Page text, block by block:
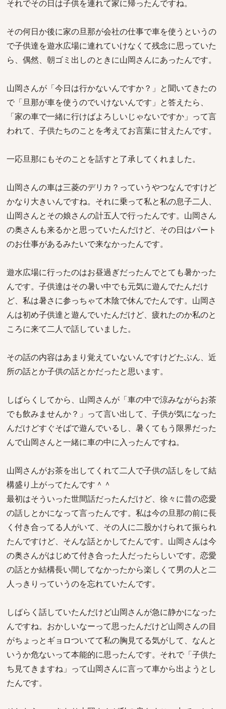
それでその日は子供を連れて家に帰ったんですね。
その何日か後に家の旦那が会社の仕事で車を使うというの
で子供達を遊水広場に連れていけなくて残念に思っていた
ら、偶然、朝ゴミ出しのときに山岡さんにあったんです。
山岡さんが「今日は行かないんですか？」と聞いてきたの
で「旦那が車を使うのでいけないんです」と答えたら、
「家の車で一緒に行けばよろしいじゃないですか」って言
われて、子供たちのことを考えてお言葉に甘えたんです。
一応旦那にもそのことを話すと了承してくれました。
山岡さんの車は三菱のデリカ？っていうやつなんですけど
かなり大きいんですね。それに乗って私と私の息子二人、
山岡さんとその娘さんの計五人で行ったんです。山岡さん
の奥さんも来るかと思っていたんだけど、その日はパート
のお仕事があるみたいで来なかったんです。
遊水広場に行ったのはお昼過ぎだったんでとても暑かった
んです。子供達はその暑い中でも元気に遊んでたんだけ
ど、私は暑さに参っちゃて木陰で休んでたんです。山岡さ
んは初め子供達と遊んでいたんだけど、疲れたのか私のと
ころに来て二人で話していました。
その話の内容はあまり覚えていないんですけどたぶん、近
所の話とか子供の話とかだったと思います。
しばらくしてから、山岡さんが「車の中で涼みながらお茶
でも飲みませんか？」って言い出して、子供が気になった
んだけどすぐそばで遊んでいるし、暑くてもう限界だった
んで山岡さんと一緒に車の中に入ったんですね。
山岡さんがお茶を出してくれて二人で子供の話しをして結
構盛り上がってたんです＾＾
最初はそういった世間話だったんだけど、徐々に昔の恋愛
の話しとかになって言ったんです。私は今の旦那の前に長
く付き合ってる人がいて、その人に二股かけられて振られ
たんですけど、そんな話とかしてたんです。山岡さんは今
の奥さんがはじめて付き合った人だったらしいです。恋愛
の話とか結構長い間してなかったから楽しくて男の人と二
人っきりっていうのを忘れていたんです。
しばらく話していたんだけど山岡さんが急に静かになった
んですね。おかしいなーって思ったんだけど山岡さんの目
がちょっとギョロついてて私の胸見てる気がして、なんと
いうか危ないって本能的に思ったんです。それで「子供た
ち見てきますね」って山岡さんに言って車から出ようとし
たんです。